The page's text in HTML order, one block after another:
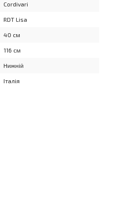
Cordivari
RDT Lisa
40 см
116 см
Нижній
Італія